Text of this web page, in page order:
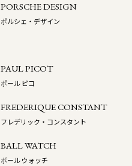
PORSCHE DESIGN
ポルシェ・デザイン
PAUL PICOT
ポール ピコ
FREDERIQUE CONSTANT
フレデリック・コンスタント
BALL WATCH
ボール ウォッチ